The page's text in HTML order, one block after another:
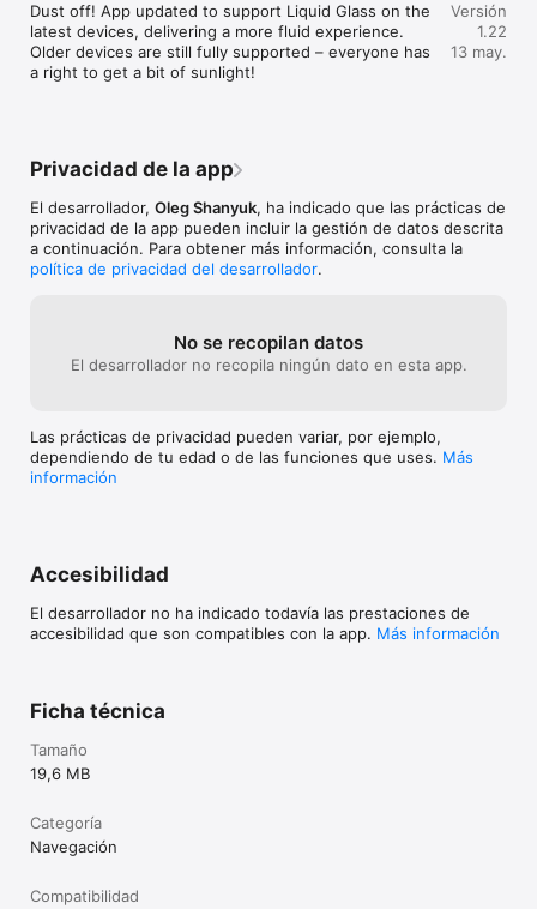
Dust off! App updated to support Liquid Glass on the
latest devices, delivering a more fluid experience.
Older devices are still fully supported – everyone has
a right to get a bit of sunlight!
Versión
1.22
13 may.
Privacidad de la app
El desarrollador, Oleg Shanyuk, ha indicado que las prácticas de
privacidad de la app pueden incluir la gestión de datos descrita
a continuación. Para obtener más información, consulta la
política de privacidad del desarrollador.
No se recopilan datos
El desarrollador no recopila ningún dato en esta app.
Las prácticas de privacidad pueden variar, por ejemplo,
dependiendo de tu edad o de las funciones que uses. Más
información
Accesibilidad
El desarrollador no ha indicado todavía las prestaciones de
accesibilidad que son compatibles con la app. Más información
Ficha técnica
Tamaño
19,6 MB
Categoría
Navegación
Compatibilidad